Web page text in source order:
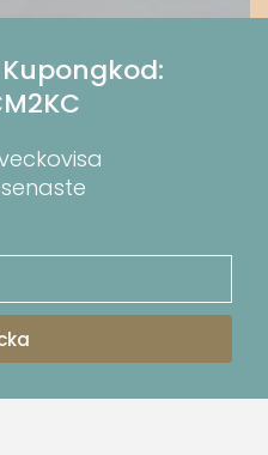
Kupongkod: